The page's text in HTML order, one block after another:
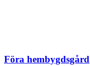
Föra hembygdsgård